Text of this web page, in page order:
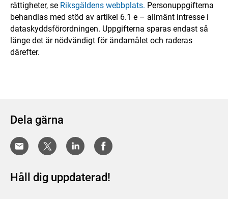
rättigheter, se Riksgäldens webbplats. Personuppgifterna
behandlas med stöd av artikel 6.1 e – allmänt intresse i
dataskyddsförordningen. Uppgifterna sparas endast så
länge det är nödvändigt för ändamålet och raderas
därefter.
Dela gärna
Håll dig uppdaterad!